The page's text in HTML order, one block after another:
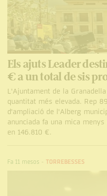
Els ajuts Leader
€ a un total de sis
L'Ajuntament de la
quantitat més elevada. Rep
d'ampliació de l'Alberg
anunciada fa una mica
en 146.810 €.
Fa 11 mesos - TORREBESSES